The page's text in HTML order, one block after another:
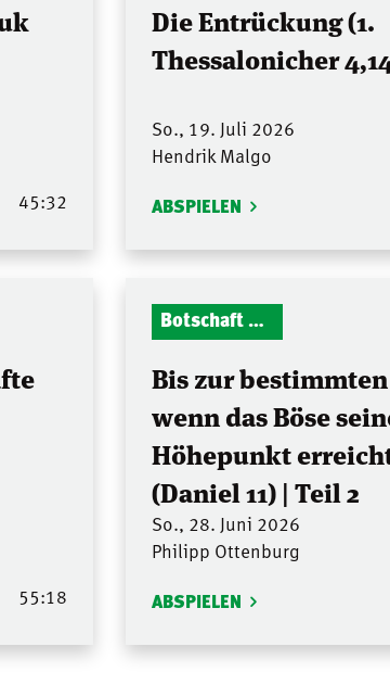
45:32
Die Entrückung (1.
Thessalonicher
So., 19. Juli 2026
Hendrik Malgo
ABSPIELEN
55:18
Botschaft Zionshalle
Bis zur
wenn das Böse
Höhepunkt
(Daniel 11) | Teil 2
So., 28. Juni 2026
Philipp Ottenburg
ABSPIELEN